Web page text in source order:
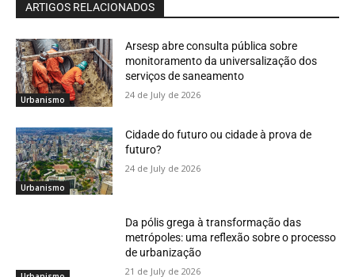
ARTIGOS RELACIONADOS
Urbanismo
Arsesp abre consulta pública sobre
monitoramento da universalização dos
serviços de saneamento
24 de July de 2026
Urbanismo
Cidade do futuro ou cidade à prova de
futuro?
24 de July de 2026
Da pólis grega à transformação das
metrópoles: uma reflexão sobre o processo
de urbanização
21 de July de 2026